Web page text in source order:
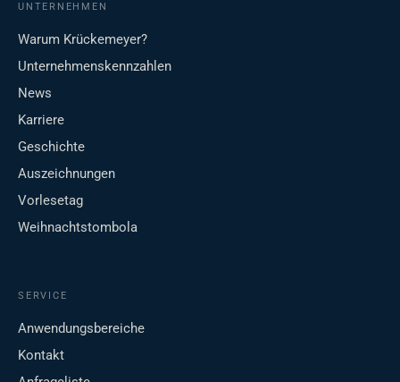
UNTERNEHMEN
Warum Krückemeyer?
Unternehmenskennzahlen
News
Karriere
Geschichte
Auszeichnungen
Vorlesetag
Weihnachtstombola
SERVICE
Anwendungsbereiche
Kontakt